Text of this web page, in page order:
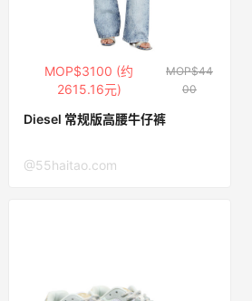
MOP$3100 (约
2615.16元)
MOP$44
00
Diesel 常规版高腰牛仔裤
@55haitao.com
4%返利